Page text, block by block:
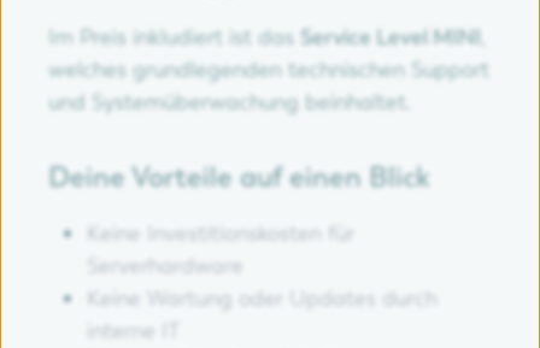
Im Preis inkludiert ist das Service Level MINI
welches grundlegenden technischen Support
und Systemüberwachung beinhaltet.
Deine Vorteile auf einen Blick
Keine Investitionskosten für
Serverhardware
Keine Wartung oder Updates durch
interne IT